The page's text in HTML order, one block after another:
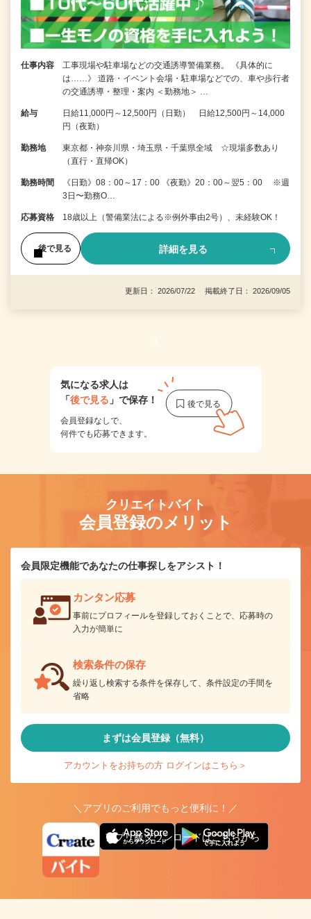
仕事内容
工事現場や駐車場などの交通誘導警備業務。 《具体的に
は……》 道路・イベント会場・駐車場などでの、車や歩行者
の交通誘導・整理・案内 ＜勤務地＞ …
給与
日給11,000円～12,500円（日勤） 日給12,500円～14,000
円（夜勤）
勤務地
東京都・神奈川県・埼玉県・千葉県全域 ☆現場多数あり
（直行・直帰OK）
勤務時間
《日勤》08：00～17：00 《夜勤》20：00～翌5：00 ※週
3日〜勤務O…
応募資格 18歳以上（警備業法による※例外事由2号）、未経験OK！
後で見る 詳細を見る
更新日： 2026/07/22 掲載終了日： 2026/09/05
1
気になる求人は
「後で見る 」で保存！
会員登録なしで、
何件でも応募できます。
クリエイトバイト
会員登録のメリット
会員限定機能であなたの仕事探しをアシスト！
カンタン応募
事前にプロフィールを登録しておくことで、応募時の
入力が簡単に
検索条件の保存
繰り返し検索する条件を保存して、条件設定の手間を
省略
まずは会員登録（無料）
アカウントをお持ちの方 ログインはこちら＞
＼アプリのご利用でもっと便利に！／
アプリ版ダウンロードはこちらから